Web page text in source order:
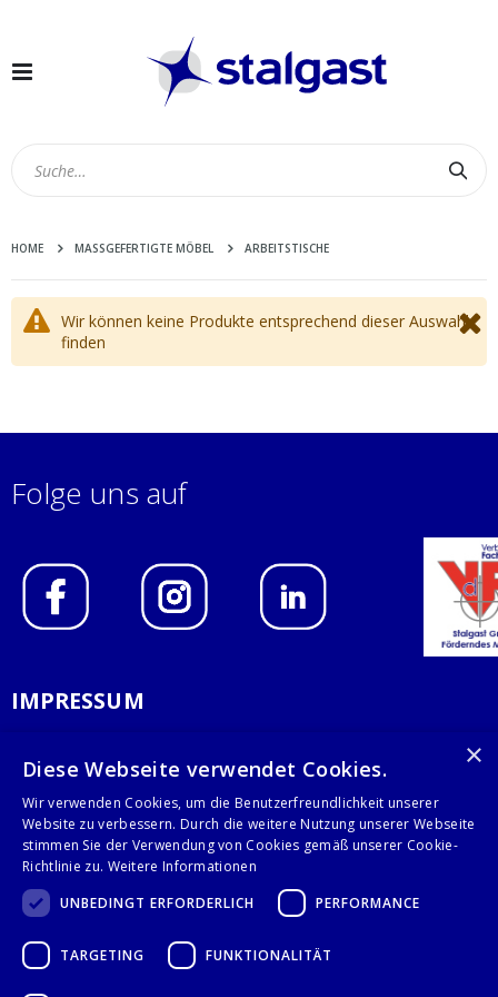
Navigation
HOME MASSGEFERTIGTE MÖBEL ARBEITSTISCHE
Wir können keine Produkte entsprechend dieser Auswahl
finden
Folge uns auf
IMPRESSUM
AGB
KONTAKT
Stalgast GmbH
28359 Bremen
×
Diese Webseite verwendet Cookies.
Wir verwenden Cookies, um die Benutzerfreundlichkeit unserer
Website zu verbessern. Durch die weitere Nutzung unserer Webseite
stimmen Sie der Verwendung von Cookies gemäß unserer Cookie-
Richtlinie zu. Weitere Informationen
UNBEDINGT ERFORDERLICH
PERFORMANCE
TARGETING FUNKTIONALITÄT